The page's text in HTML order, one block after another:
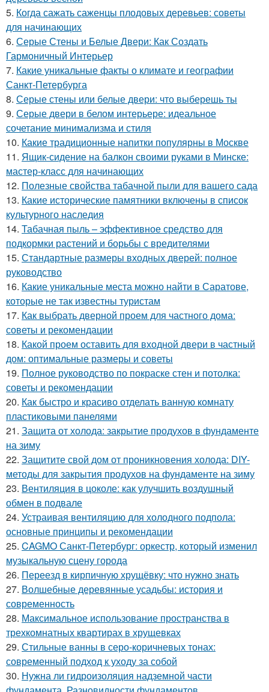
5. Когда сажать саженцы плодовых деревьев: советы
для начинающих
6. Серые Стены и Белые Двери: Как Создать
Гармоничный Интерьер
7. Какие уникальные факты о климате и географии
Санкт-Петербурга
8. Серые стены или белые двери: что выберешь ты
9. Серые двери в белом интерьере: идеальное
сочетание минимализма и стиля
10. Какие традиционные напитки популярны в Москве
11. Ящик-сидение на балкон своими руками в Минске:
мастер-класс для начинающих
12. Полезные свойства табачной пыли для вашего сада
13. Какие исторические памятники включены в список
культурного наследия
14. Табачная пыль – эффективное средство для
подкормки растений и борьбы с вредителями
15. Стандартные размеры входных дверей: полное
руководство
16. Какие уникальные места можно найти в Саратове,
которые не так известны туристам
17. Как выбрать дверной проем для частного дома:
советы и рекомендации
18. Какой проем оставить для входной двери в частный
дом: оптимальные размеры и советы
19. Полное руководство по покраске стен и потолка:
советы и рекомендации
20. Как быстро и красиво отделать ванную комнату
пластиковыми панелями
21. Защита от холода: закрытие продухов в фундаменте
на зиму
22. Защитите свой дом от проникновения холода: DIY-
методы для закрытия продухов на фундаменте на зиму
23. Вентиляция в цоколе: как улучшить воздушный
обмен в подвале
24. Устраивая вентиляцию для холодного подпола:
основные принципы и рекомендации
25. CAGMO Санкт-Петербург: оркестр, который изменил
музыкальную сцену города
26. Переезд в кирпичную хрущёвку: что нужно знать
27. Волшебные деревянные усадьбы: история и
современность
28. Максимальное использование пространства в
трехкомнатных квартирах в хрущевках
29. Стильные ванны в серо-коричневых тонах:
современный подход к уходу за собой
30. Нужна ли гидроизоляция надземной части